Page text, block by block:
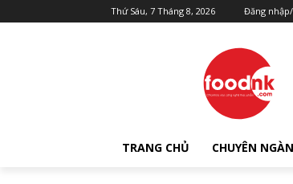
Thứ Sáu, 7 Tháng 8, 2026 Đăng
TRANG CHỦ CHUYÊN